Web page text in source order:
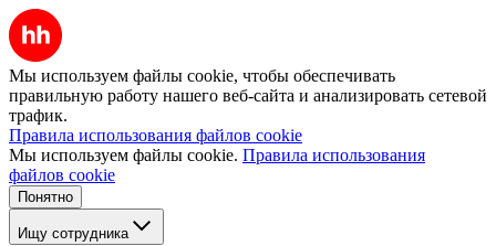
Мы используем файлы cookie, чтобы обеспечивать
правильную работу нашего веб-сайта и анализировать сетевой
трафик.
Правила использования файлов cookie
Мы используем файлы cookie. Правила использования
файлов cookie
Понятно
Ищу сотрудника